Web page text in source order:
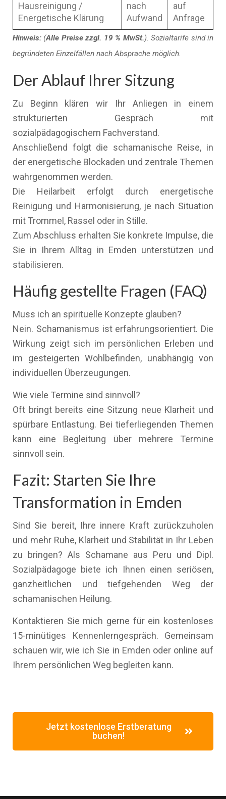
Hausreinigung /
Energetische Klärung
nach
Aufwand
auf
Anfrage
Hinweis: (Alle Preise zzgl. 19 % MwSt.). Sozialtarife sind in
begründeten Einzelfällen nach Absprache möglich.
Der Ablauf Ihrer Sitzung
Zu Beginn klären wir Ihr Anliegen in einem
strukturierten Gespräch mit
sozialpädagogischem Fachverstand.
Anschließend folgt die schamanische Reise, in
der energetische Blockaden und zentrale Themen
wahrgenommen werden.
Die Heilarbeit erfolgt durch energetische
Reinigung und Harmonisierung, je nach Situation
mit Trommel, Rassel oder in Stille.
Zum Abschluss erhalten Sie konkrete Impulse, die
Sie in Ihrem Alltag in Emden unterstützen und
stabilisieren.
Häufig gestellte Fragen (FAQ)
Muss ich an spirituelle Konzepte glauben?
Nein. Schamanismus ist erfahrungsorientiert. Die
Wirkung zeigt sich im persönlichen Erleben und
im gesteigerten Wohlbefinden, unabhängig von
individuellen Überzeugungen.
Wie viele Termine sind sinnvoll?
Oft bringt bereits eine Sitzung neue Klarheit und
spürbare Entlastung. Bei tieferliegenden Themen
kann eine Begleitung über mehrere Termine
sinnvoll sein.
Fazit: Starten Sie Ihre
Transformation in Emden
Sind Sie bereit, Ihre innere Kraft zurückzuholen
und mehr Ruhe, Klarheit und Stabilität in Ihr Leben
zu bringen? Als Schamane aus Peru und Dipl.
Sozialpädagoge biete ich Ihnen einen seriösen,
ganzheitlichen und tiefgehenden Weg der
schamanischen Heilung.
Kontaktieren Sie mich gerne für ein kostenloses
15-minütiges Kennenlerngespräch. Gemeinsam
schauen wir, wie ich Sie in Emden oder online auf
Ihrem persönlichen Weg begleiten kann.
Jetzt kostenlose Erstberatung
buchen!